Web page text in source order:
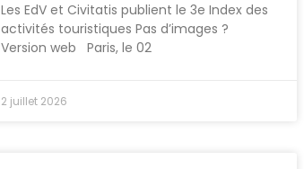
Les EdV et Civitatis publient le 3e Index des
activités touristiques Pas d’images ?
Version web Paris, le 02
2 juillet 2026